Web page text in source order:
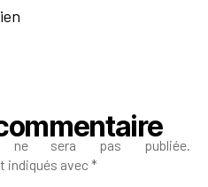
ne sera pas publiée.
indiqués avec*